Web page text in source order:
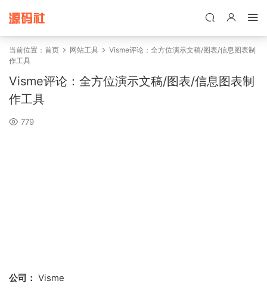
当前位置： 首页 网站工具
Visme评论：全方位演示文稿/图表/信息图表制
作工具
Visme评论：全方位演示文稿/图表/信息图表制
作工具
779
公司： Visme